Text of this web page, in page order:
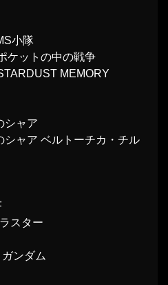
小隊
ケットの中の戦争
MEMORY
シャア
シャア ベルトーチカ・チル
スター
ンダム